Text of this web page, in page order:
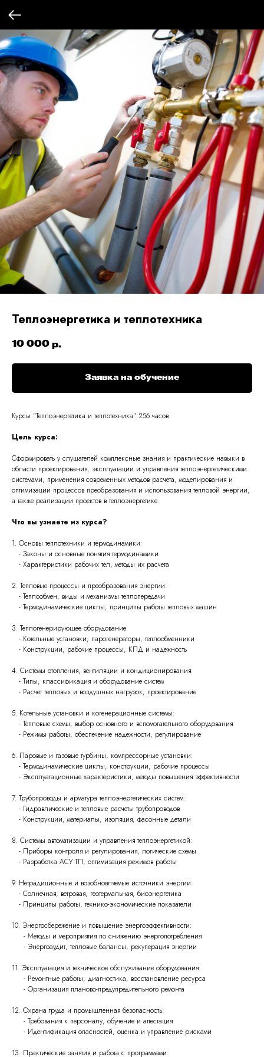
Теплоэнергетика и теплотехника
10 000 р.
Заявка на обучение
Курсы "Теплоэнергетика и теплотехника" 256 часов
Цель курса:
Сформировать у слушателей комплексные знания и практические навыки в
области проектирования, эксплуатации и управления теплоэнергетическими
системами, применения современных методов расчета, моделирования и
оптимизации процессов преобразования и использования тепловой энергии,
а также реализации проектов в теплоэнергетике.
Что вы узнаете из курса?
1. Основы теплотехники и термодинамики:
- Законы и основные понятия термодинамики
- Характеристики рабочих тел, методы их расчета
2. Тепловые процессы и преобразования энергии:
- Теплообмен, виды и механизмы теплопередачи
- Термодинамические циклы, принципы работы тепловых машин
3. Теплогенерирующее оборудование:
- Котельные установки, парогенераторы, теплообменники
- Конструкции, рабочие процессы, КПД и надежность
4. Системы отопления, вентиляции и кондиционирования:
- Типы, классификация и оборудование систем
- Расчет тепловых и воздушных нагрузок, проектирование
5. Котельные установки и когенерационные системы:
- Тепловые схемы, выбор основного и вспомогательного оборудования
- Режимы работы, обеспечение надежности, регулирование
6. Паровые и газовые турбины, компрессорные установки:
- Термодинамические циклы, конструкции, рабочие процессы
- Эксплуатационные характеристики, методы повышения эффективности
7. Трубопроводы и арматура теплоэнергетических систем:
- Гидравлические и тепловые расчеты трубопроводов
- Конструкции, материалы, изоляция, фасонные детали
8. Системы автоматизации и управления теплоэнергетикой:
- Приборы контроля и регулирования, логические схемы
- Разработка АСУ ТП, оптимизация режимов работы
9. Нетрадиционные и возобновляемые источники энергии:
- Солнечная, ветровая, геотермальная, биоэнергетика
- Принципы работы, технико-экономические показатели
10. Энергосбережение и повышение энергоэффективности:
- Методы и мероприятия по снижению энергопотребления
- Энергоаудит, тепловые балансы, рекуперация энергии
11. Эксплуатация и техническое обслуживание оборудования:
- Ремонтные работы, диагностика, восстановление ресурса
- Организация планово-предупредительного ремонта
12. Охрана труда и промышленная безопасность:
- Требования к персоналу, обучение и аттестация
- Идентификация опасностей, оценка и управление рисками
13. Практические занятия и работа с программами: